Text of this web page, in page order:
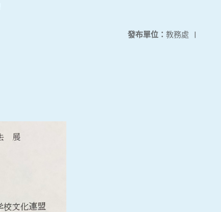
發布單位： 教務處 |